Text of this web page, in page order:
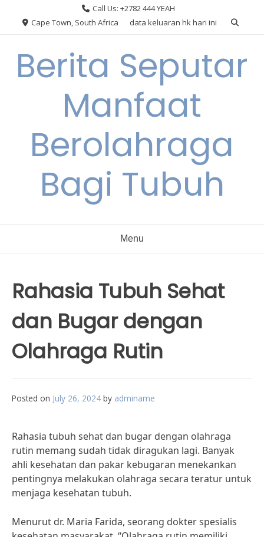
Call Us: +2782 444 YEAH
Cape Town, South Africa
data keluaran hk hari ini
Berita Seputar
Manfaat
Berolahraga
Bagi Tubuh
Menu
Rahasia Tubuh Sehat
dan Bugar dengan
Olahraga Rutin
Posted on July 26, 2024 by adminame
Rahasia tubuh sehat dan bugar dengan olahraga
rutin memang sudah tidak diragukan lagi. Banyak
ahli kesehatan dan pakar kebugaran menekankan
pentingnya melakukan olahraga secara teratur untuk
menjaga kesehatan tubuh.
Menurut dr. Maria Farida, seorang dokter spesialis